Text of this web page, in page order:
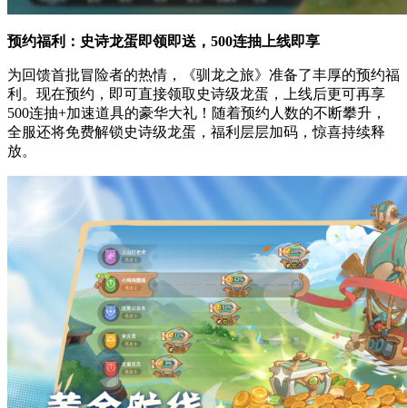
预约福利：史诗龙蛋即领即送，500连抽上线即享
为回馈首批冒险者的热情，《驯龙之旅》准备了丰厚的预约福
利。现在预约，即可直接领取史诗级龙蛋，上线后更可再享
500连抽+加速道具的豪华大礼！随着预约人数的不断攀升，
全服还将免费解锁史诗级龙蛋，福利层层加码，惊喜持续释
放。